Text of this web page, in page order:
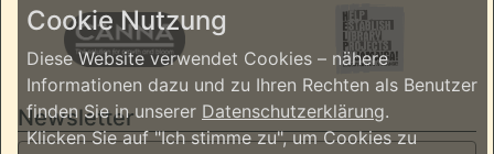
Newsletter
Cookie Nutzung
Diese Website verwendet Cookies – nähere
Informationen dazu und zu Ihren Rechten als Benutzer
finden Sie in unserer Datenschutzerklärung.
Klicken Sie auf "Ich stimme zu", um Cookies zu